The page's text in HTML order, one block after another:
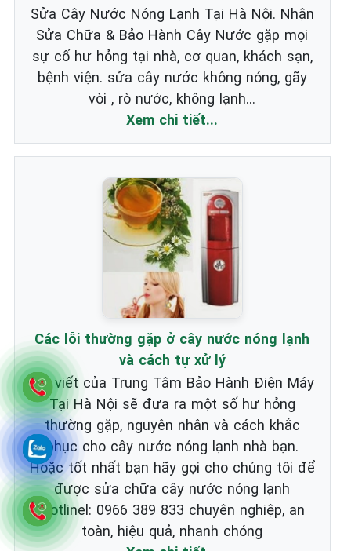
Sửa Cây Nước Nóng Lạnh Tại Hà Nội. Nhận
Sửa Chữa & Bảo Hành Cây Nước gặp mọi
sự cố hư hỏng tại nhà, cơ quan, khách sạn,
bệnh viện. sửa cây nước không nóng, gãy
vòi , rò nước, không lạnh...
Xem chi tiết...
Các lỗi thường gặp ở cây nước nóng lạnh
và cách tự xử lý
Bài viết của Trung Tâm Bảo Hành Điện Máy
Tại Hà Nội sẽ đưa ra một số hư hỏng
thường gặp, nguyên nhân và cách khắc
phục cho cây nước nóng lạnh nhà bạn.
Hoặc tốt nhất bạn hãy gọi cho chúng tôi để
được sửa chữa cây nước nóng lạnh
Hotlinel: 0966 389 833 chuyên nghiệp, an
toàn, hiệu quả, nhanh chóng